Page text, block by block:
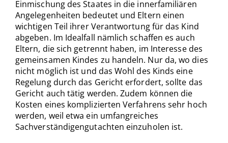
Einmischung des Staates in die innerfamiliären
Angelegenheiten bedeutet und Eltern einen
wichtigen Teil ihrer Verantwortung für das Kind
abgeben. Im Idealfall nämlich schaffen es auch
Eltern, die sich getrennt haben, im Interesse des
gemeinsamen Kindes zu handeln. Nur da, wo dies
nicht möglich ist und das Wohl des Kinds eine
Regelung durch das Gericht erfordert, sollte das
Gericht auch tätig werden. Zudem können die
Kosten eines komplizierten Verfahrens sehr hoch
werden, weil etwa ein umfangreiches
Sachverständigengutachten einzuholen ist.